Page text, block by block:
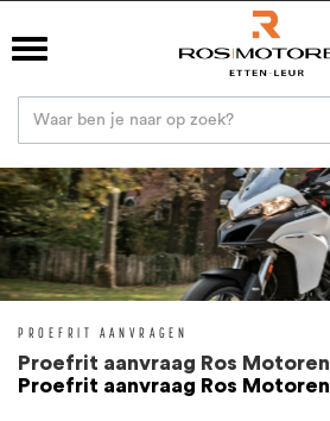
PROEFRIT AANVRAGEN
Proefrit aanvraag Ros Motoren
Proefrit aanvraag Ros Motoren